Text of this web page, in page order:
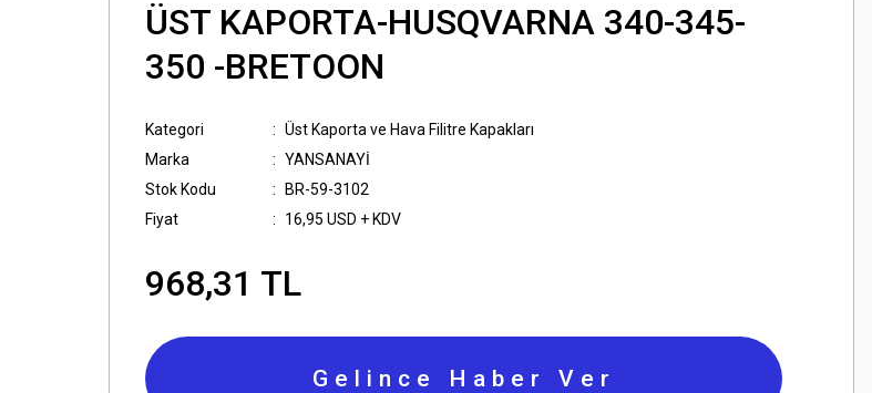
ÜST KAPORTA-HUSQVARNA 340-345-
350 -BRETOON
Kategori
Üst Kaporta ve Hava Filitre Kapakları
Marka
YANSANAYİ
Stok Kodu
BR-59-3102
Fiyat
16,95 USD + KDV
968,31 TL
Gelince Haber Ver